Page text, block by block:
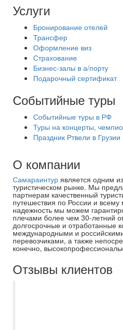
Услуги
Бронирование отелей
Трансфер
Оформление виз
Страхование
Бизнес-залы в а/порту
Подарочный сертификат
Событийные туры
Событийные туры в РФ
Туры на концерты,
Праздник Ртвели в Грузии
О компании
Самараинтур является одним
туристическом рынке. Мы
партнерам качественный
путешествия по России и всему
надежность мы можем
плечами более чем 30-летний
долгосрочные и отработанные
международными и
перевозчиками, а также
конечно,
Отзывы клиентов